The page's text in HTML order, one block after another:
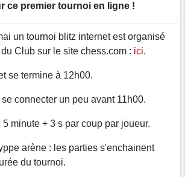
ce premier tournoi en ligne !
un tournoi blitz internet est organisé
Club sur le site chess.com : ici.
se termine à 12h00.
se connecter un peu avant 11h00.
5 minute + 3 s par coup par joueur.
arène : les parties s'enchainent
du tournoi.